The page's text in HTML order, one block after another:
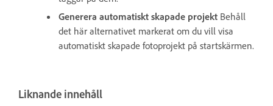
Generera automatiskt skapade projekt Behåll
det här alternativet markerat om du vill visa
automatiskt skapade fotoprojekt på startskärmen.
Liknande innehåll